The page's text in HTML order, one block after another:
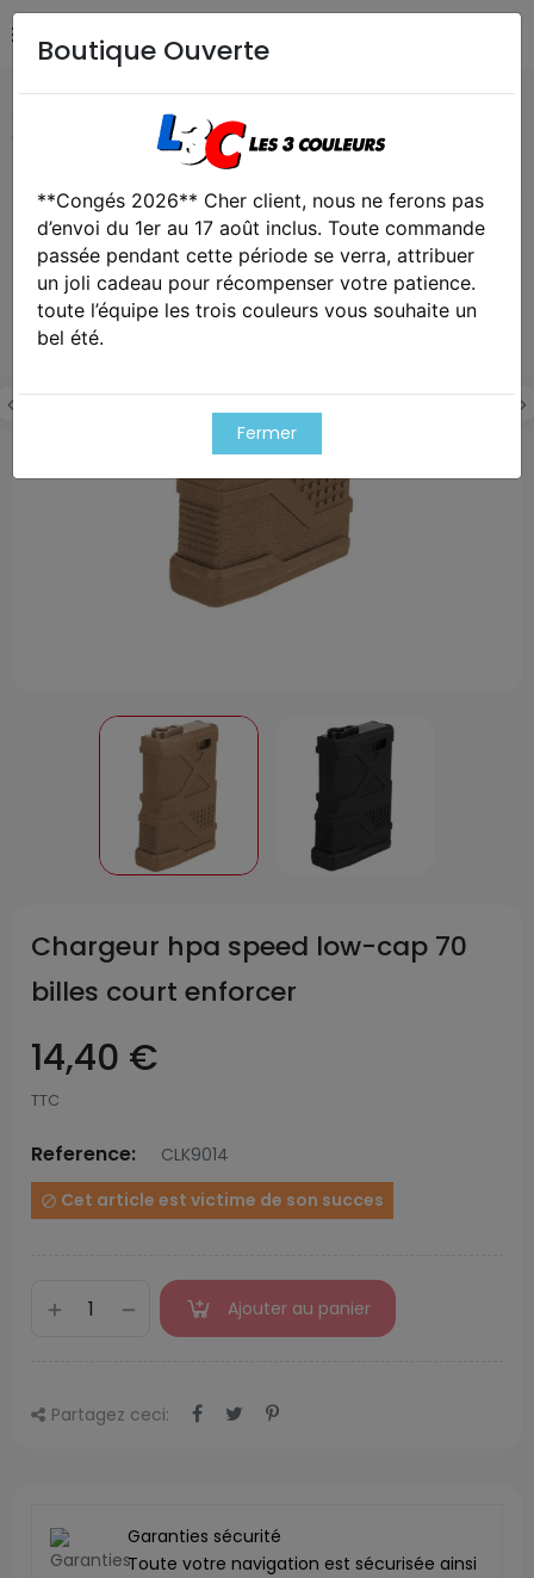
Airsoft / Paintball
Chargeur hpa speed low-cap 70 billes court enforcer
Exclusivité web !
Cet article est victime de son succes
Chargeur hpa speed low-cap 70
billes court enforcer
14,40 €
TTC
Reference: CLK9014
 Cet article est victime de son succes
Ajouter au panier
Partagez ceci:
Garanties sécurité
Toute votre navigation est sécurisée ainsi
Boutique Ouverte
**Congés 2026** Cher client, nous ne ferons pas
d’envoi du 1er au 17 août inclus. Toute commande
passée pendant cette période se verra, attribuer
un joli cadeau pour récompenser votre patience.
toute l’équipe les trois couleurs vous souhaite un
bel été.
Fermer